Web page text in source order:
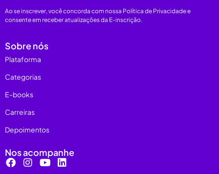
Ao se inscrever, você concorda com nossa Política de Privacidade e
consente em receber atualizações da E-inscrição.
Sobre nós
Plataforma
Categorias
E-books
Carreiras
Depoimentos
Nos acompanhe